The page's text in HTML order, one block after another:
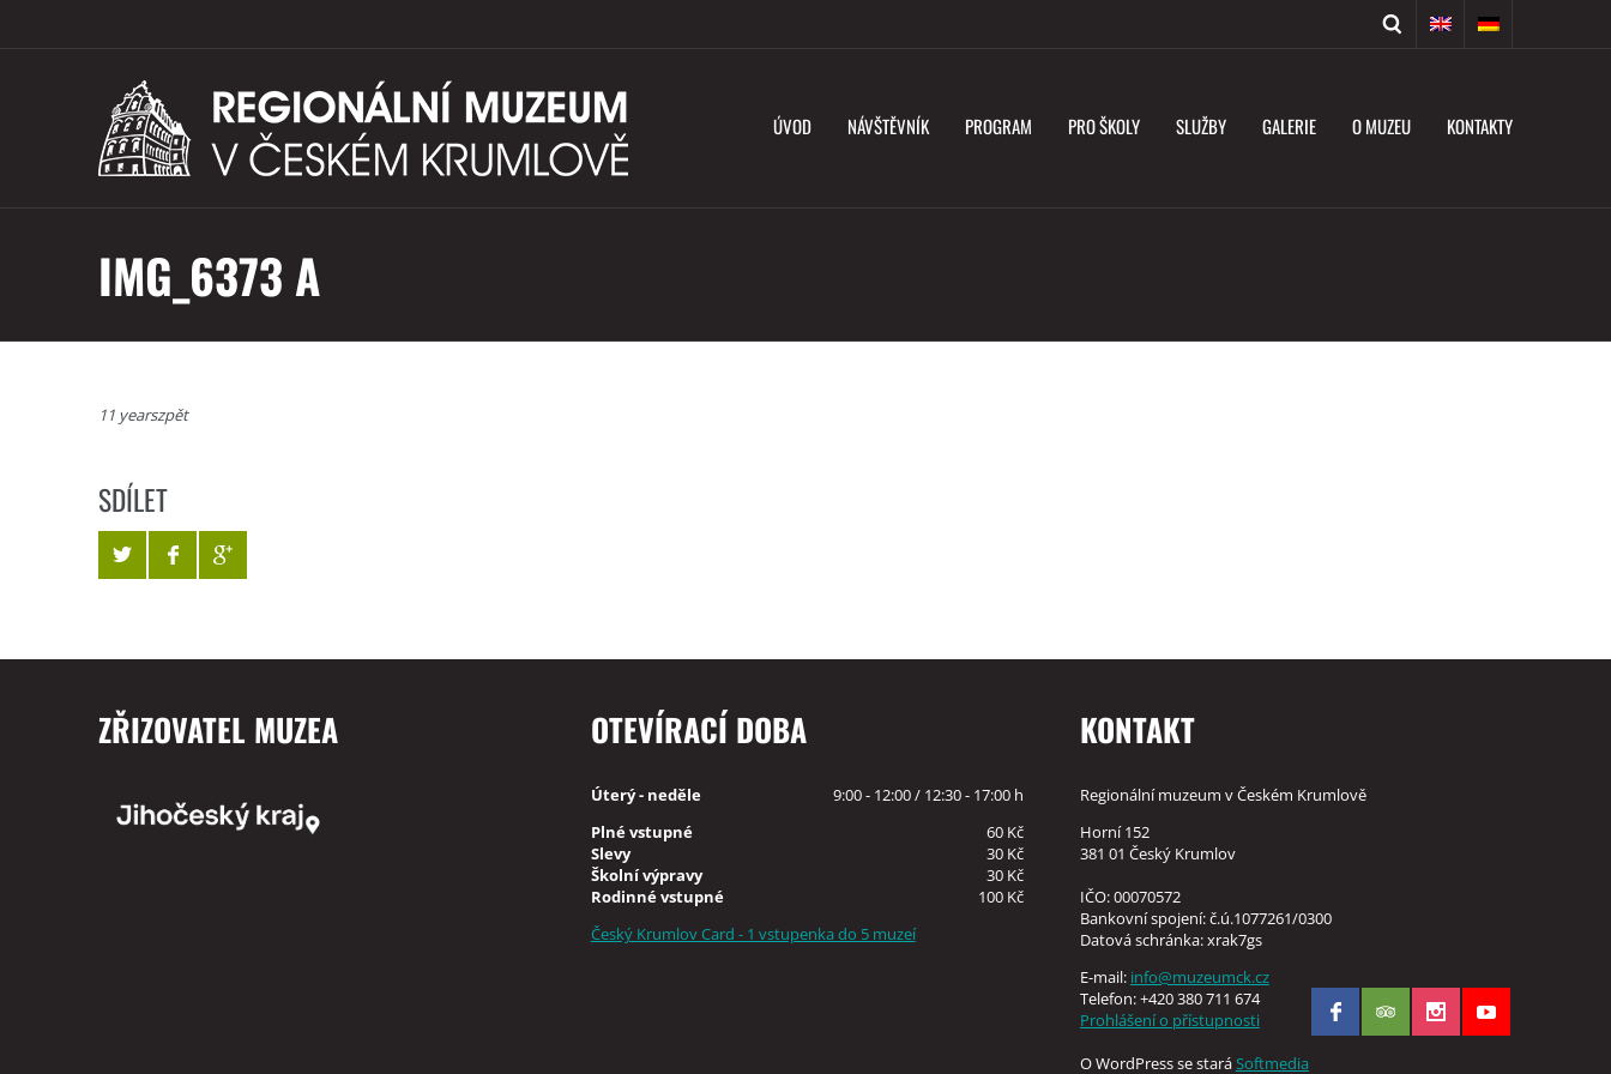
ÚVOD NÁVŠTĚVNÍK PROGRAM PRO ŠKOLY SLUŽBY GALERIE O MUZEU KONTAKTY
IMG_6373 A
11 yearszpět
SDÍLET
ZŘIZOVATEL MUZEA OTEVÍRACÍ DOBA
Úterý - neděle
9:00 - 12:00 / 12:30 - 17:00 h
Plné vstupné
60 Kč
Slevy
30 Kč
Školní výpravy
30 Kč
Rodinné vstupné
100 Kč
Český Krumlov Card - 1 vstupenka do 5 muzeí
KONTAKT
Regionální muzeum v Českém Krumlově
Horní 152
381 01 Český Krumlov
IČO: 00070572
Bankovní spojení: č.ú.1077261/0300
Datová schránka: xrak7gs
E-mail: info@muzeumck.cz
Telefon: +420 380 711 674
Prohlášení o přístupnosti
O WordPress se staráSoftmedia